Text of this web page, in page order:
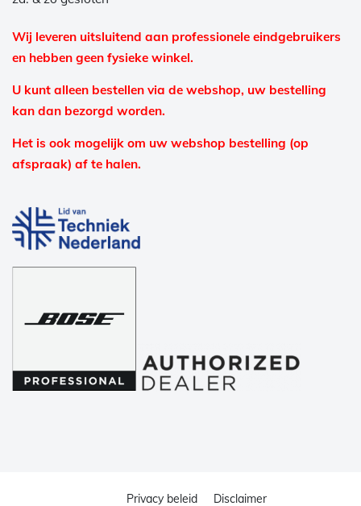
Wij leveren uitsluitend aan professionele eindgebruikers
en hebben geen fysieke winkel.
U kunt alleen bestellen via de webshop, uw bestelling
kan dan bezorgd worden.
Het is ook mogelijk om uw webshop bestelling (op
afspraak) af te halen.
Privacy beleid Disclaimer